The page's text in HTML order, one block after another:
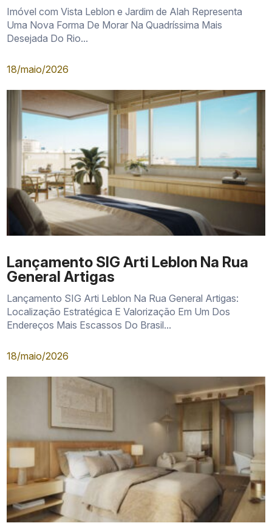
Imóvel com Vista Leblon e Jardim de Alah Representa
Uma Nova Forma De Morar Na Quadríssima Mais
Desejada Do Rio...
18/maio/2026
Lançamento SIG Arti Leblon Na Rua
General Artigas
Lançamento SIG Arti Leblon Na Rua General Artigas:
Localização Estratégica E Valorização Em Um Dos
Endereços Mais Escassos Do Brasil...
18/maio/2026